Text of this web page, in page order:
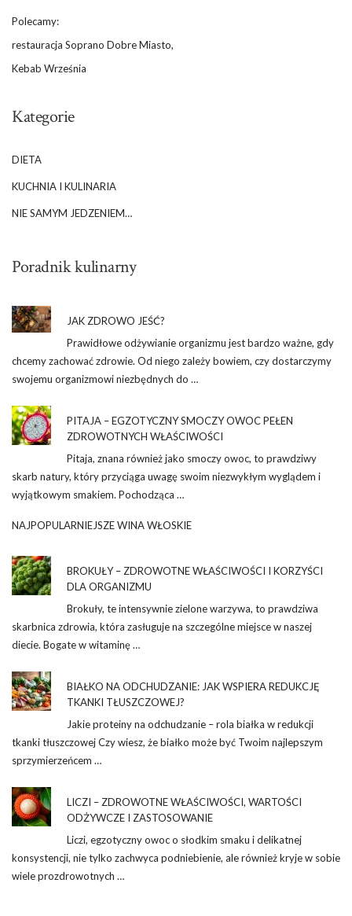
Polecamy:
restauracja Soprano Dobre Miasto,
Kebab Września
Kategorie
DIETA
KUCHNIA I KULINARIA
NIE SAMYM JEDZENIEM…
Poradnik kulinarny
JAK ZDROWO JEŚĆ?
Prawidłowe odżywianie organizmu jest bardzo ważne, gdy
chcemy zachować zdrowie. Od niego zależy bowiem, czy dostarczymy
swojemu organizmowi niezbędnych do …
PITAJA – EGZOTYCZNY SMOCZY OWOC PEŁEN
ZDROWOTNYCH WŁAŚCIWOŚCI
Pitaja, znana również jako smoczy owoc, to prawdziwy
skarb natury, który przyciąga uwagę swoim niezwykłym wyglądem i
wyjątkowym smakiem. Pochodząca …
NAJPOPULARNIEJSZE WINA WŁOSKIE
BROKUŁY – ZDROWOTNE WŁAŚCIWOŚCI I KORZYŚCI
DLA ORGANIZMU
Brokuły, te intensywnie zielone warzywa, to prawdziwa
skarbnica zdrowia, która zasługuje na szczególne miejsce w naszej
diecie. Bogate w witaminę …
BIAŁKO NA ODCHUDZANIE: JAK WSPIERA REDUKCJĘ
TKANKI TŁUSZCZOWEJ?
Jakie proteiny na odchudzanie – rola białka w redukcji
tkanki tłuszczowej Czy wiesz, że białko może być Twoim najlepszym
sprzymierzeńcem …
LICZI – ZDROWOTNE WŁAŚCIWOŚCI, WARTOŚCI
ODŻYWCZE I ZASTOSOWANIE
Liczi, egzotyczny owoc o słodkim smaku i delikatnej
konsystencji, nie tylko zachwyca podniebienie, ale również kryje w sobie
wiele prozdrowotnych …